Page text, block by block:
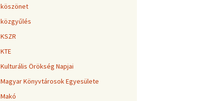
köszönet
közgyűlés
KSZR
KTE
Kulturális Örökség Napjai
Magyar Könyvtárosok Egyesülete
Makó